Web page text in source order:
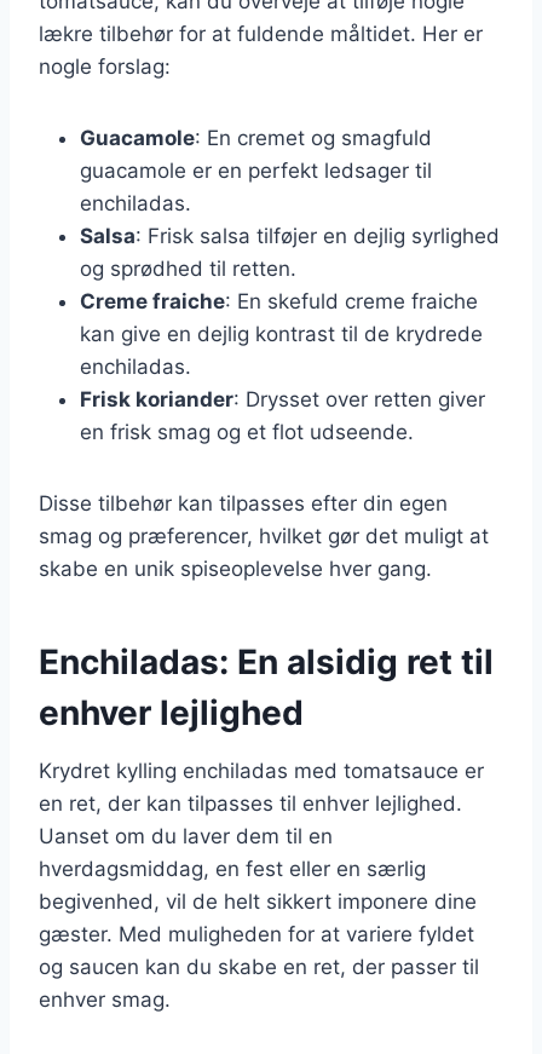
lækre tilbehør for at fuldende måltidet. Her er
nogle forslag:
Guacamole: En cremet og smagfuld
guacamole er en perfekt ledsager til
enchiladas.
Salsa: Frisk salsa tilføjer en dejlig syrlighed
og sprødhed til retten.
Creme fraiche: En skefuld creme fraiche
kan give en dejlig kontrast til de krydrede
enchiladas.
Frisk koriander: Drysset over retten giver
en frisk smag og et flot udseende.
Disse tilbehør kan tilpasses efter din egen
smag og præferencer, hvilket gør det muligt at
skabe en unik spiseoplevelse hver gang.
Enchiladas: En alsidig ret til
enhver lejlighed
Krydret kylling enchiladas med tomatsauce er
en ret, der kan tilpasses til enhver lejlighed.
Uanset om du laver dem til en
hverdagsmiddag, en fest eller en særlig
begivenhed, vil de helt sikkert imponere dine
gæster. Med muligheden for at variere fyldet
og saucen kan du skabe en ret, der passer til
enhver smag.